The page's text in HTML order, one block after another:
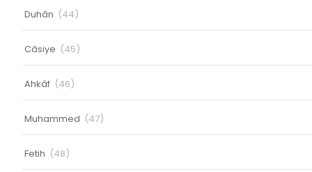
Duhân (44)
Câsiye (45)
Ahkâf (46)
Muhammed (47)
Fetih (48)